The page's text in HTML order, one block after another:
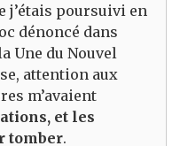
j’étais poursuivi en
dénoncé dans
Une du Nouvel
attention aux
m’avaient
et les
tomber.